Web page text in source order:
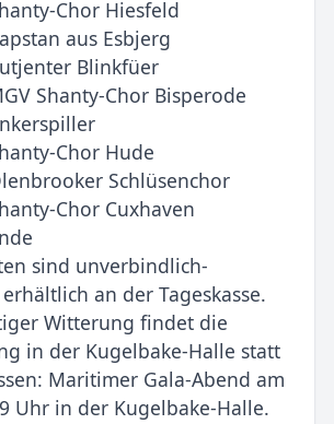
Chor Hiesfeld
aus Esbjerg
Blinkfüer
Shanty-Chor Bisperode
Chor Hude
Schlüsenchor
Chor Cuxhaven
sind unverbindlich-
an der Tageskasse.
Witterung findet die
in der Kugelbake-Halle statt
Maritimer Gala-Abend am
Uhr in der Kugelbake-Halle.